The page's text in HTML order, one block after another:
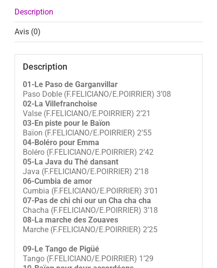
Description
Avis (0)
Description
01-Le Paso de Garganvillar
Paso Doble (F.FELICIANO/E.POIRRIER) 3’08
02-La Villefranchoise
Valse (F.FELICIANO/E.POIRRIER) 2’21
03-En piste pour le Baïon
Baïon (F.FELICIANO/E.POIRRIER) 2’55
04-Boléro pour Emma
Boléro (F.FELICIANO/E.POIRRIER) 2’42
05-La Java du Thé dansant
Java (F.FELICIANO/E.POIRRIER) 2’18
06-Cumbia de amor
Cumbia (F.FELICIANO/E.POIRRIER) 3’01
07-Pas de chi chi our un Cha cha cha
Chacha (F.FELICIANO/E.POIRRIER) 3’18
08-La marche des Zouaves
Marche (F.FELICIANO/E.POIRRIER) 2’25
09-Le Tango de Pigüé
Tango (F.FELICIANO/E.POIRRIER) 1’29